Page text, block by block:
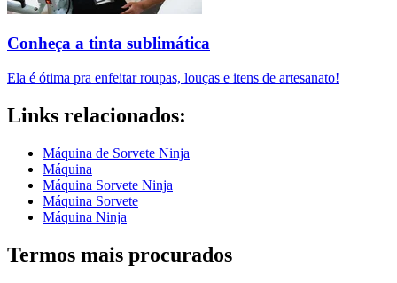
Conheça a tinta sublimática
Ela é ótima pra enfeitar roupas, louças e itens de artesanato!
Links relacionados:
Máquina de Sorvete Ninja
Máquina
Máquina Sorvete Ninja
Máquina Sorvete
Máquina Ninja
Termos mais procurados